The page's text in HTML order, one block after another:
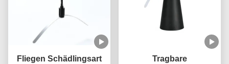
Fliegen Schädlingsart
Tragbare